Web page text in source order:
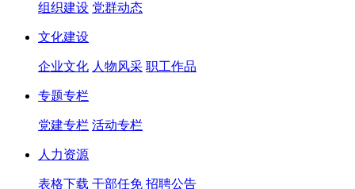
组织建设 党群动态
文化建设
企业文化 人物风采 职工作品
专题专栏
党建专栏 活动专栏
人力资源
表格下载 干部任免 招聘公告